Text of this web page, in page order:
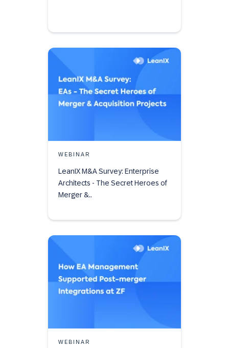
WEBINAR
LeanIX M&A Survey: Enterprise
Architects - The Secret Heroes of
Merger &..
WEBINAR